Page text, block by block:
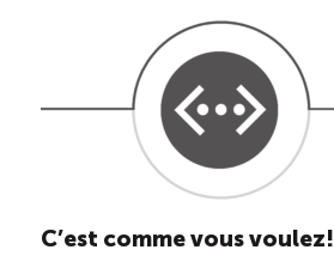
C’est comme vous voulez!